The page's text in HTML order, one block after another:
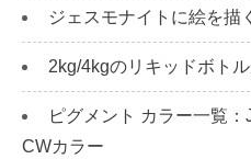
ジェスモナイトに絵を描
2kg/4kgのリキッドボト
ピグメント カラー一覧
CWカラー